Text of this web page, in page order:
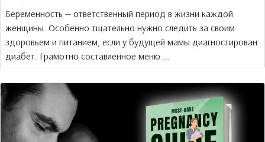
Беременность — ответственный период в жизни каждой
женщины. Особенно тщательно нужно следить за своим
здоровьем и питанием, если у будущей мамы диагностирован
диабет. Грамотно составленное меню ...